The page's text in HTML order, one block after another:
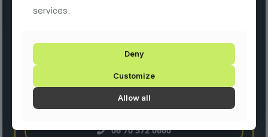
Egy kis technikai ráncfelvarrást végzünk a háttérben, hogy
reflektorok hamarosan újra felgyulladnak! Köszönjük a
Üzletünk továbbra is zavartalanul nyitva áll előttetek!
06 70 572 0660
services.
Deny
Customize
Allow all